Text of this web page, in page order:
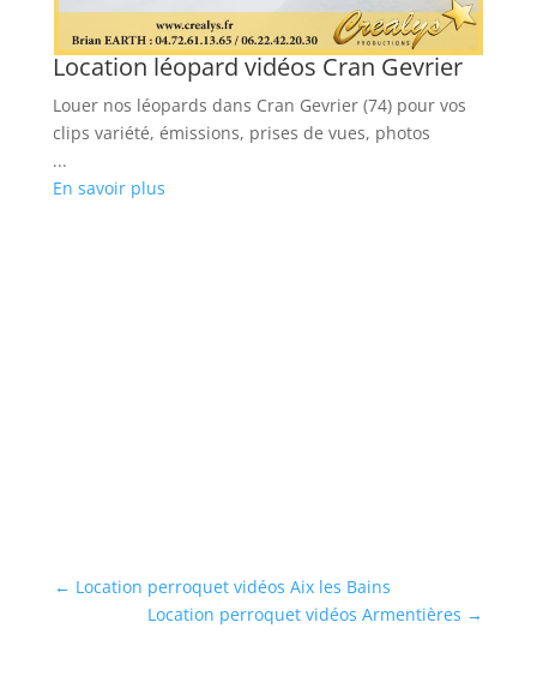
Location léopard vidéos Cran Gevrier
Louer nos léopards dans Cran Gevrier (74) pour vos
clips variété, émissions, prises de vues, photos
...
En savoir plus
← Location perroquet vidéos Aix les Bains
Location perroquet vidéos Armentières →